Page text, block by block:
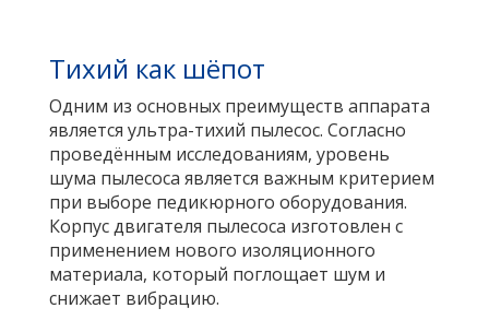
Тихий как шёпот
Одним из основных преимуществ аппарата
является ультра-тихий пылесос. Согласно
проведённым исследованиям, уровень
шума пылесоса является важным критерием
при выборе педикюрного оборудования.
Корпус двигателя пылесоса изготовлен с
применением нового изоляционного
материала, который поглощает шум и
снижает вибрацию.